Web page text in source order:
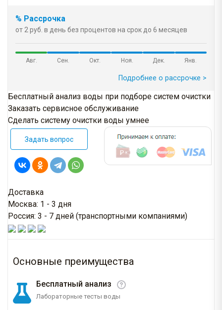
% Рассрочка
от 2 руб. в день без процентов на срок до 6 месяцев
Авг. Сен. Окт. Ноя. Дек. Янв.
Подробнее о рассрочке >
Бесплатный анализ воды при подборе систем очистки
Заказать сервисное обслуживание
Сделать систему очистки воды умнее
Задать вопрос
Доставка
Москва: 1 - 3 дня
Россия: 3 - 7 дней (транспортными компаниями)
Основные преимущества
Бесплатный анализ
Лабораторные тесты воды